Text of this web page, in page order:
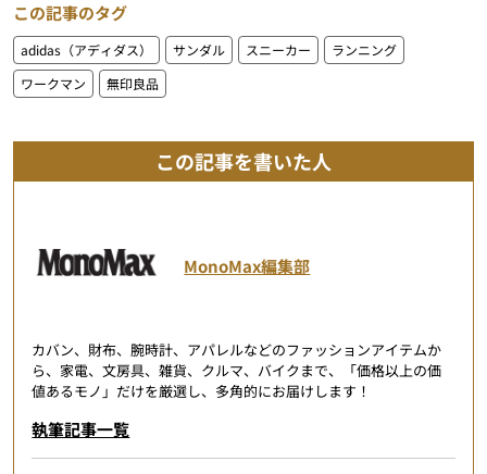
この記事のタグ
adidas（アディダス） サンダル スニーカー
ランニング
ワークマン
無印良品
この記事を書いた人
MonoMax編集部
カバン、財布、腕時計、アパレルなどのファッションアイテムか
ら、家電、文房具、雑貨、クルマ、バイクまで、「価格以上の価
値あるモノ」だけを厳選し、多角的にお届けします！
執筆記事一覧